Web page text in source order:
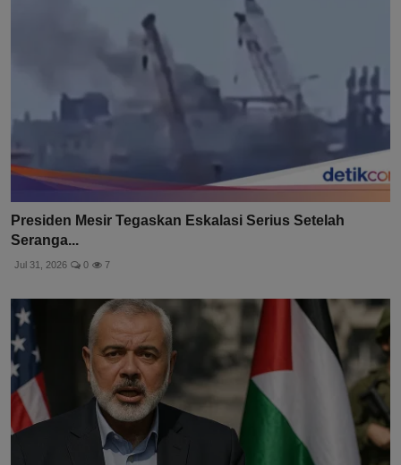
Presiden Mesir Tegaskan Eskalasi Serius Setelah
Seranga...
Jul 31, 2026 0 7